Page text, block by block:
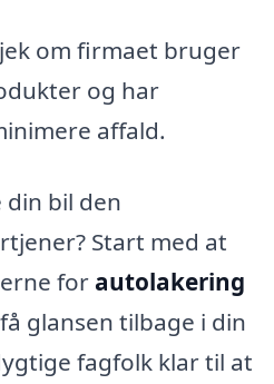
om firmaet bruger
og har
affald.
din bil den
Start med at
for autolakering
glansen tilbage i din
fagfolk klar til at